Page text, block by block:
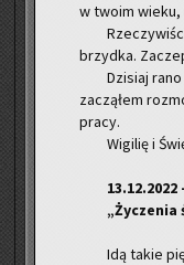
w twoim wieku,
brzyd­ka.
Dzi­siaj
za­czą­łem
pracy.
Wi­gi­lię i
„Ży­cze­nia
Idą takie